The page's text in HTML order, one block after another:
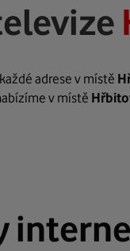
adrese v místě
v místě